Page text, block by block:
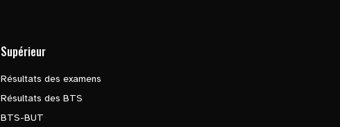
Supérieur
Résultats des examens
Résultats des BTS
BTS-BUT